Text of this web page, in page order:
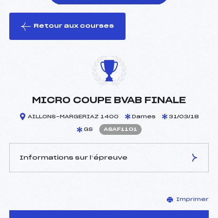
le ski
Retour aux courses
MICRO COUPE BVAB FINALE
AILLONS-MARGERIAZ 1400 Dames 31/03/18
GS ASAF1101
Informations sur l’épreuve
–
Arbitre :
BRUNIER OCEANE (SA)
Imprimer